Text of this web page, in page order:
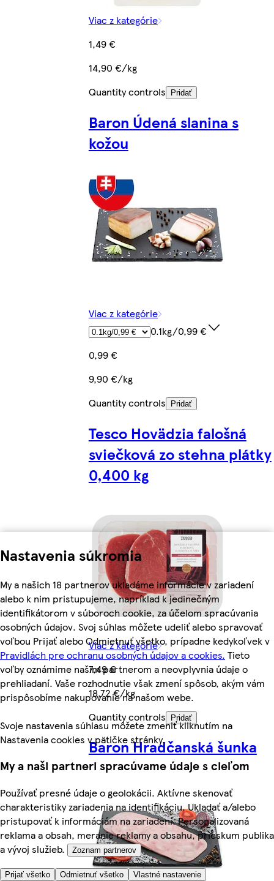
Nastavenia súkromia
My a našich 18 partnerov ukladáme informácie v zariadení
alebo k nim pristupujeme, napríklad k jedinečným
identifikátorom v súboroch cookie, za účelom spracúvania
osobných údajov. Svoj súhlas môžete udeliť alebo spravovať
voľbou Prijať alebo Odmietnuť všetko, prípadne kedykoľvek v
Pravidlách pre ochranu osobných údajov a cookies. Tieto
voľby oznámime našim partnerom a neovplyvnia údaje o
prehliadaní. Vaše rozhodnutie však zmení spôsob, akým vám
prispôsobíme nakupovanie na našom webe.
Svoje nastavenia súhlasu môžete zmeniť kliknutím na
Nastavenia cookies v pätičke stránky.
My a naši partneri spracúvame údaje s cieľom
Používať presné údaje o geolokácii. Aktívne skenovať
charakteristiky zariadenia na identifikáciu. Ukladať a/alebo
pristupovať k informáciám na zariadení. Personalizovaná
reklama a obsah, meranie reklamy a obsahu, prieskum publika
a vývoj služieb.
Zoznam partnerov
Prijať všetko Odmietnuť všetko Vlastné nastavenie
Viac z kategórie
1,49 €
14,90 €/kg
Quantity controls
Pridať
Baron Údená slanina s
kožou
Viac z kategórie
0.1kg/0,99 €
0,99 €
9,90 €/kg
Quantity controls
Pridať
Tesco Hovädzia falošná
sviečková zo stehna plátky
0,400 kg
Viac z kategórie
7,49 €
18,72 €/kg
Quantity controls
Pridať
Baron Hradčanská šunka